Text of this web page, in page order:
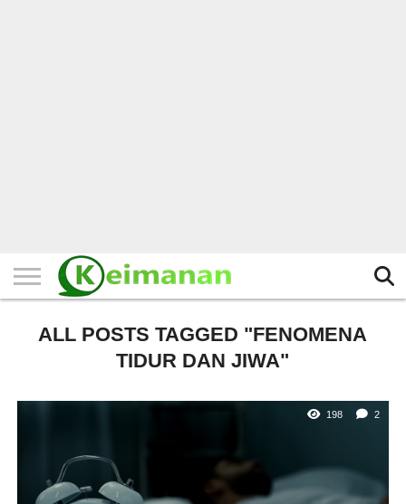
ALL POSTS TAGGED "FENOMENA
TIDUR DAN JIWA"
198 2